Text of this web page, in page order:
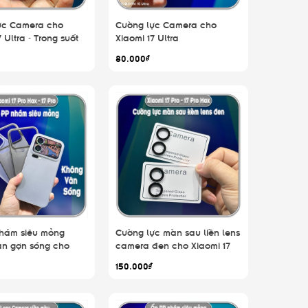
Camera cho
Ultra - Trong suốt
Cường lực Camera cho
Xiaomi 17 Ultra
80.000₫
siêu mỏng
gợn sóng cho
Cường lực màn sau liền lens
camera đen cho Xiaomi 17
150.000₫